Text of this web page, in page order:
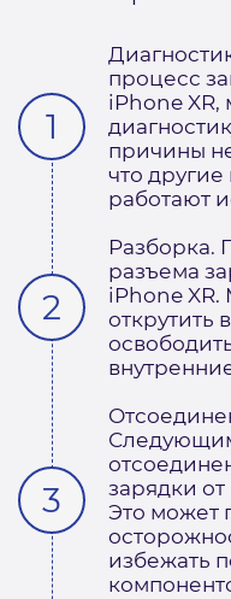
процесс
iPhone XR,
причины
что
работают
Разборка.
разъема
iPhone XR.
открутить
зарядки от
Это может
избежать